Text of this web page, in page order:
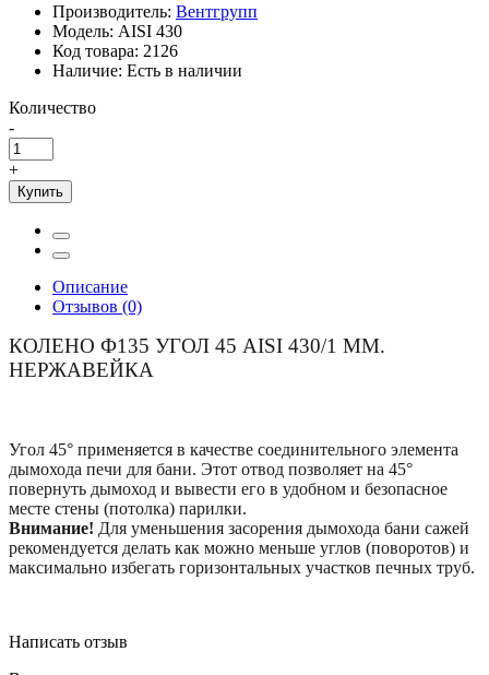
Производитель: Вентгрупп
Модель: AISI 430
Код товара: 2126
Наличие: Есть в наличии
Количество
-
+
Купить
Описание
Отзывов (0)
КОЛЕНО Ф135 УГОЛ 45 AISI 430/1 ММ.
НЕРЖАВЕЙКА
Угол 45° применяется в качестве соединительного элемента
дымохода печи для бани. Этот отвод позволяет на 45°
повернуть дымоход и вывести его в удобном и безопасное
месте стены (потолка) парилки.
Внимание! Для уменьшения засорения дымохода бани сажей
рекомендуется делать как можно меньше углов (поворотов) и
максимально избегать горизонтальных участков печных труб.
Написать отзыв